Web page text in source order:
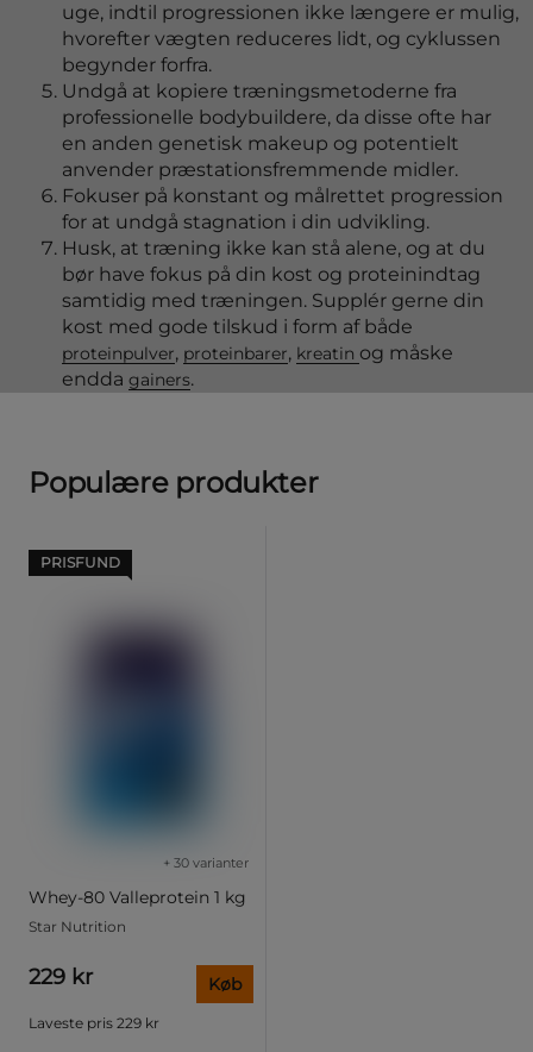
uge, indtil progressionen ikke længere er mulig,
hvorefter vægten reduceres lidt, og cyklussen
begynder forfra.
Undgå at kopiere træningsmetoderne fra
professionelle bodybuildere, da disse ofte har
en anden genetisk makeup og potentielt
anvender præstationsfremmende midler.
Fokuser på konstant og målrettet progression
for at undgå stagnation i din udvikling.
Husk, at træning ikke kan stå alene, og at du
bør have fokus på din kost og proteinindtag
samtidig med træningen. Supplér gerne din
kost med gode tilskud i form af både
proteinpulver, proteinbarer, kreatin og måske
endda gainers.
Populære produkter
PRISFUND
Whey-80 Valleprotein 1 kg
+ 30 varianter
Star Nutrition
229 kr
Laveste pris 229 kr
Køb